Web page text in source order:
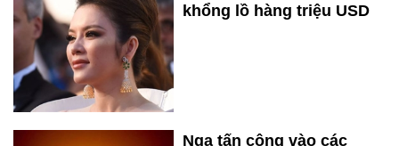
khổng lồ hàng triệu USD
Nga tấn công vào các